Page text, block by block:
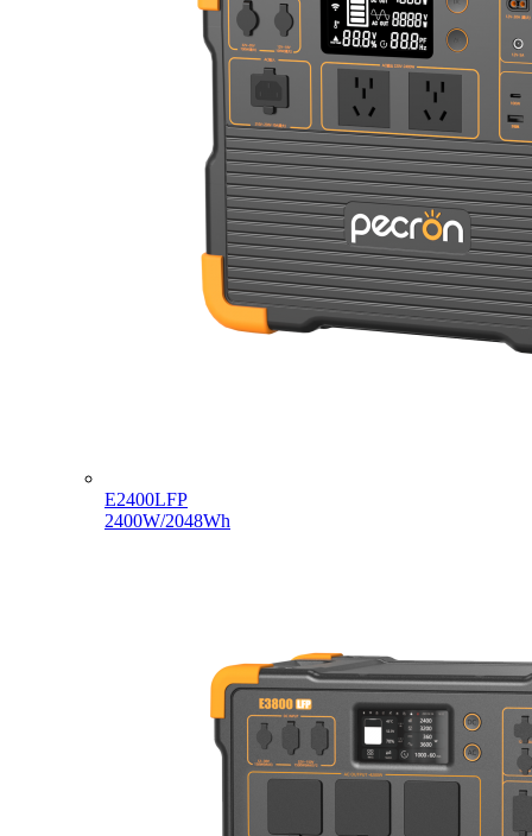
E2400LFP
2400W/2048Wh